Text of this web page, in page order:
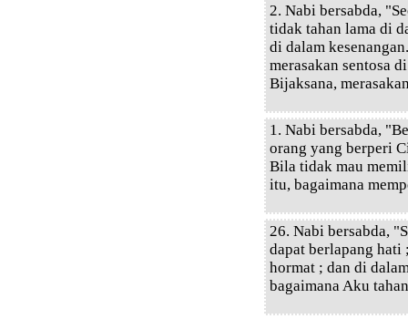
2. Nabi bersabda,
tidak tahan lama di
di dalam
merasakan sentosa
Bijaksana,
1. Nabi bersabda,
orang yang berperi
Bila tidak mau
itu, bagaimana
26. Nabi bersabda,
dapat berlapang hati
hormat ; dan di
bagaimana Aku